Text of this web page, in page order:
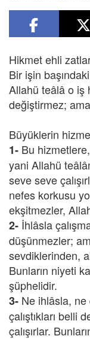
Hikmet ehli
Bir işin
Allahü teâlâ o iş
değiştirmez;
Büyüklerin
1- Bu
yani Allahü
seve seve
nefes korkusu
ekşitmezler,
2- İhlâsla
düşünmezler;
sevdiklerinden,
Bunların niyeti
şüphelidir.
3- Ne ihlâsla, ne
çalıştıkları belli
çalışırlar.